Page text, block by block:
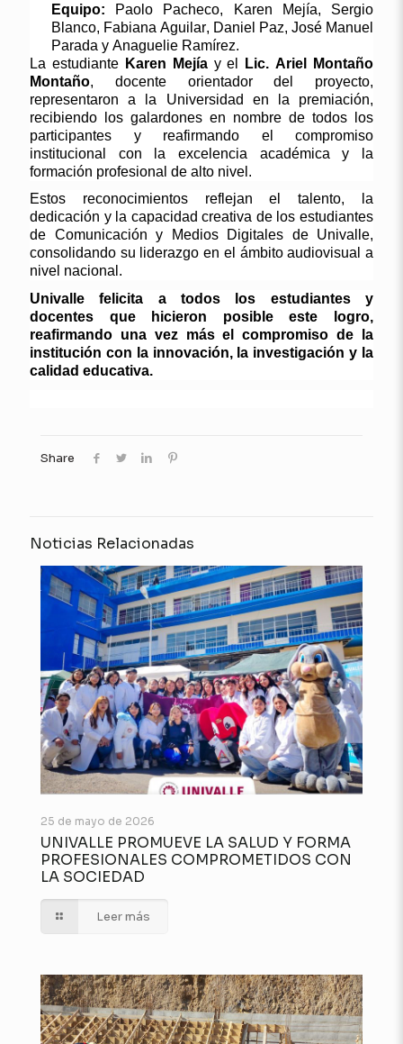
Equipo: Paolo Pacheco, Karen Mejía, Sergio
Blanco, Fabiana Aguilar, Daniel Paz, José Manuel
Parada y Anaguelie Ramírez.
La estudiante Karen Mejíay el
Lic. Ariel Montaño
Montaño, docente orientador del proyecto,
representaron a la Universidad en la premiación,
recibiendo los galardones en nombre de todos los
participantes y reafirmando el compromiso
institucional con la excelencia académica y la
formación profesional de alto nivel.
Estos reconocimientos reflejan el talento, la
dedicación y la capacidad creativa de los estudiantes
de Comunicación y Medios Digitales de Univalle,
consolidando su liderazgo en el ámbito audiovisual a
nivel nacional.
Univalle felicita a todos los estudiantes y
docentes que hicieron posible este logro,
reafirmando una vez más el compromiso de la
institución con la innovación, la investigación y la
calidad educativa.
Share
Noticias Relacionadas
25 de mayo de 2026
UNIVALLE PROMUEVE LA SALUD Y FORMA
PROFESIONALES COMPROMETIDOS CON
LA SOCIEDAD
Leer más